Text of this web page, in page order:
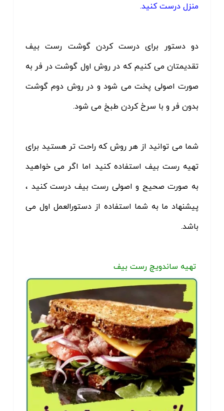
منزل درست کنید.
دو دستور برای درست کردن گوشت رست بیف
تقدیمتان می کنیم که در روش اول گوشت در فر به
صورت اصولی پخت می شود و در روش دوم گوشت
بدون فر و با سرخ کردن طبخ می شود.
شما می توانید از هر روش که راحت تر هستید برای
تهیه رست بیف استفاده کنید اما اگر می خواهید
به صورت صحیح و اصولی رست بیف درست کنید ،
پیشنهاد ما به شما استفاده از دستورالعمل اول می
باشد.
تهیه ساندویچ رست بیف